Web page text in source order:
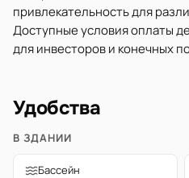
привлекательность для
Доступные условия оплаты
для инвесторов и конечных
Удобства
В ЗДАНИИ
Бассейн